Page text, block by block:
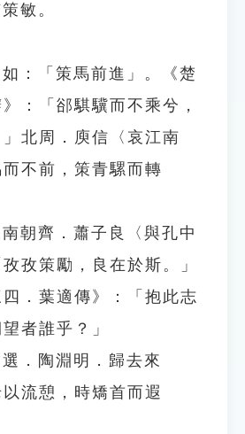
敏。
：「策馬前進」。《楚
：「郤騏驥而不乘兮，
北周．庾信〈哀江南
不前，策青騾而轉
朝齊．蕭子良〈與孔中
孜策勵，良在於斯。」
四．葉適傳》：「抱此志
者誰乎？」
．陶淵明．歸去來
流憩，時矯首而遐